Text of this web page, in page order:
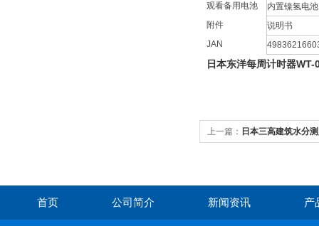
观看备用电池
内置镍氢电
附件
说明书
JAN
日本东洋每周计时器WT-
上一篇： 日本三高建筑水分
首页 公司简介 新闻资讯 产